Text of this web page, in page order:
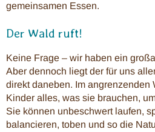
gemeinsamen Essen.
Der Wald ruft!
Keine Frage – wir haben ein
Aber dennoch liegt der für uns
direkt daneben. Im angrenzenden
Kinder alles, was sie brauchen,
Sie können unbeschwert laufen,
balancieren, toben und so die